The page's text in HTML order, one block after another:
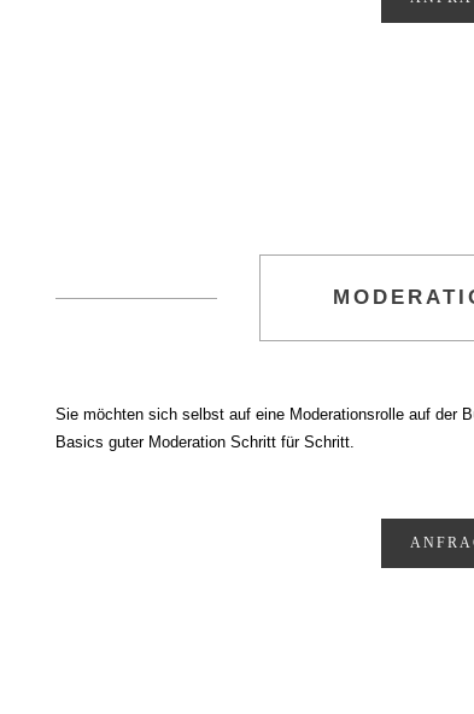
Sie möchten sich selbst auf eine Moderationsrolle auf der
Basics guter Moderation Schritt für Schritt.